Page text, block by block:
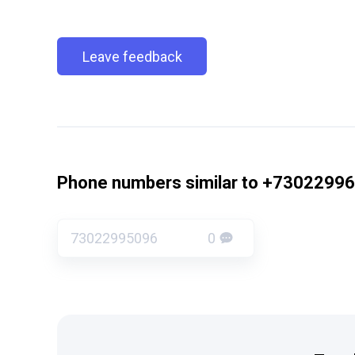
Leave feedback
Phone numbers similar to
73022995096 0